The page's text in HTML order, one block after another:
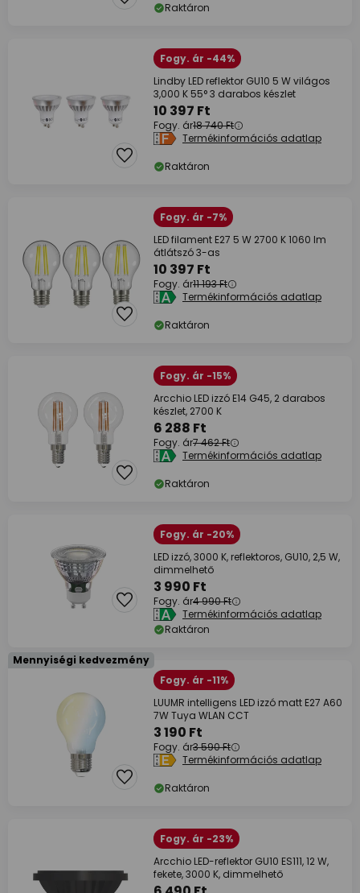
Raktáron
Fogy. ár -44%
Lindby LED reflektor GU10 5 W világos
3,000 K 55° 3 darabos készlet
10 397 Ft
Fogy. ár18 740 Ft
Termékinformációs adatlap
Raktáron
Fogy. ár -7%
LED filament E27 5 W 2700 K 1060 lm
átlátszó 3-as
10 397 Ft
Fogy. ár11 193 Ft
Termékinformációs adatlap
Raktáron
Fogy. ár -15%
Arcchio LED izzó E14 G45, 2 darabos
készlet, 2700 K
6 288 Ft
Fogy. ár7 462 Ft
Termékinformációs adatlap
Raktáron
Fogy. ár -20%
LED izzó, 3000 K, reflektoros, GU10, 2,5 W,
dimmelhető
3 990 Ft
Fogy. ár4 990 Ft
Termékinformációs adatlap
Raktáron
Mennyiségi kedvezmény
Fogy. ár -11%
LUUMR intelligens LED izzó matt E27 A60
7W Tuya WLAN CCT
3 190 Ft
Fogy. ár3 590 Ft
Termékinformációs adatlap
Raktáron
Fogy. ár -23%
Arcchio LED-reflektor GU10 ES111, 12 W,
fekete, 3000 K, dimmelhető